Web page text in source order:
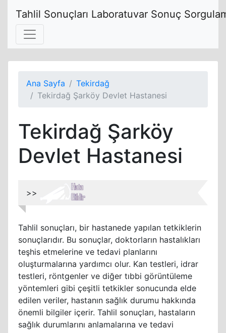
Tahlil Sonuçları Laboratuvar Sonuç
Ana Sayfa
Tekirdağ
Tekirdağ Şarköy Devlet Hastanesi
Tekirdağ Şarköy
Devlet Hastanesi
>>
Tahlil sonuçları, bir hastanede yapılan tetkiklerin
sonuçlarıdır. Bu sonuçlar, doktorların hastalıkları
teşhis etmelerine ve tedavi planlarını
oluşturmalarına yardımcı olur. Kan testleri, idrar
testleri, röntgenler ve diğer tıbbi görüntüleme
yöntemleri gibi çeşitli tetkikler sonucunda elde
edilen veriler, hastanın sağlık durumu hakkında
önemli bilgiler içerir. Tahlil sonuçları, hastaların
sağlık durumlarını anlamalarına ve tedavi